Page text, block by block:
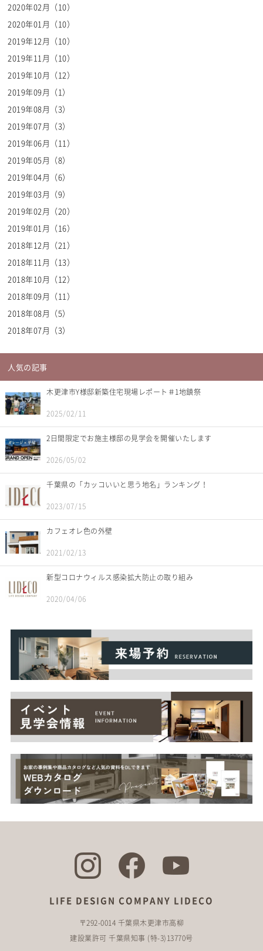
2020年02月（10）
2020年01月（10）
2019年12月（10）
2019年11月（10）
2019年10月（12）
2019年09月（1）
2019年08月（3）
2019年07月（3）
2019年06月（11）
2019年05月（8）
2019年04月（6）
2019年03月（9）
2019年02月（20）
2019年01月（16）
2018年12月（21）
2018年11月（13）
2018年10月（12）
2018年09月（11）
2018年08月（5）
2018年07月（3）
人気の記事
木更津市Y様邸新築住宅現場レポート＃1地鎮祭
2025/02/11
2日間限定でお施主様邸の見学会を開催いたします
2026/05/02
千葉県の「カッコいいと思う地名」ランキング！
2023/07/15
カフェオレ色の外壁
2021/02/13
新型コロナウィルス感染拡大防止の取り組み
2020/04/06
LIFE DESIGN COMPANY LIDECO
〒292-0014 千葉県木更津市高柳
建設業許可 千葉県知事 (特-3)13770号